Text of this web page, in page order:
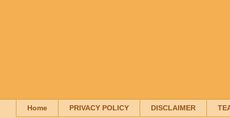
Home PRIVACY POLICY DISCLAIMER